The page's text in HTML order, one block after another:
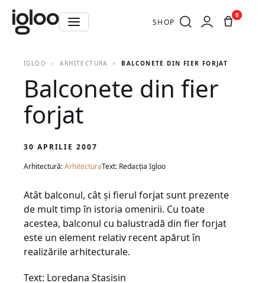
SHOP
0
IGLOO ARHITECTURA BALCONETE DIN FIER FORJAT
Balconete din fier
forjat
30 APRILIE 2007
Arhitectură:ArhitecturaText: Redacția Igloo
Atât balconul, cât şi fierul forjat sunt prezente
de mult timp în istoria omenirii. Cu toate
acestea, balconul cu balustradă din fier forjat
este un element relativ recent apărut în
realizările arhitecturale.
Text: Loredana Stasisin